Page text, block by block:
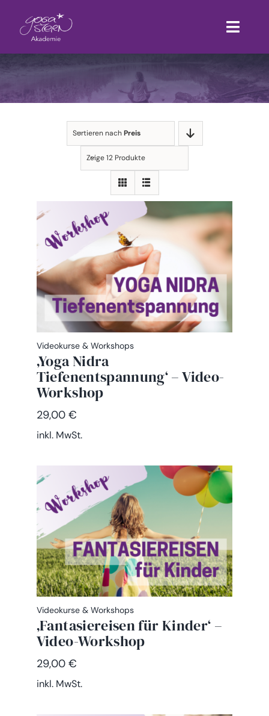
Inhalt
springen
Toggle
Yoga-Ausbildungen
Weiterbildungen
Videokurse & Workshops
nach:
Sortieren nachPreis
Zeige 12 Produkte
Videokurse & Workshops
‚Yoga Nidra
Tiefenentspannung‘ – Video-
Workshop
29,00 €
inkl. MwSt.
Videokurse & Workshops
‚Fantasiereisen für Kinder‘ –
Video-Workshop
29,00 €
inkl. MwSt.